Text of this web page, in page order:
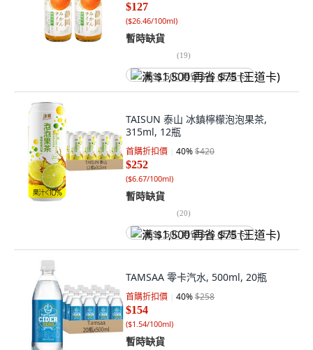
$127
($26.46/100ml)
暫時缺貨
(19)
满 $1,500 再省 $75 (王道卡)
TAISUN 泰山 冰鎮檸檬泡泡果茶,
315ml, 12瓶
首購折扣價 40%$420
$252
($6.67/100ml)
暫時缺貨
(20)
满 $1,500 再省 $75 (王道卡)
TAMSAA 零卡汽水, 500ml, 20瓶
首購折扣價 40%$258
$154
($1.54/100ml)
暫時缺貨